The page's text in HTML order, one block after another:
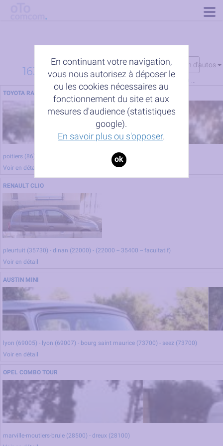
modules de s�lection d'autos
2 10 ...
1812
16308 autos trouvées partout
TOYOTA RAV4
poitiers (86) - buxerolles (86180) - liniers (86) - liniers (86800)
-30 en zone d'habitations - 3h sur nationales et departementales - 6h en parking
Voir en détail
RENAULT CLIO
pleurtuit (35730) - dinan (22000) - (22000 -- 35400 -- facultatif)
-15 sur autoroutes et voies rapides - 7h en parking de ville
Voir en détail
AUSTIN MINI
lyon (69005) - lyon (69007) - bourg saint maurice (73700) - seez (73700)
18h en centre ville - 6h en zone d'activites - 3h en zone d'habitations - 16h en
Voir en détail
OPEL COMBO TOUR
marville-moutiers-brule (28500) - dreux (28100)
-30 en zone d'habitations
En continuant votre navigation,
vous nous autorisez à déposer le
ou les cookies nécessaires au
fonctionnement du site et aux
mesures d'audience (statistiques
google).
En savoir plus ou s'opposer.
ok